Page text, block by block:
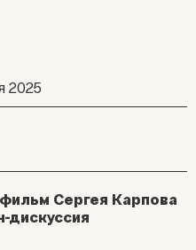
2025
Сергея Карпова
дискуссия